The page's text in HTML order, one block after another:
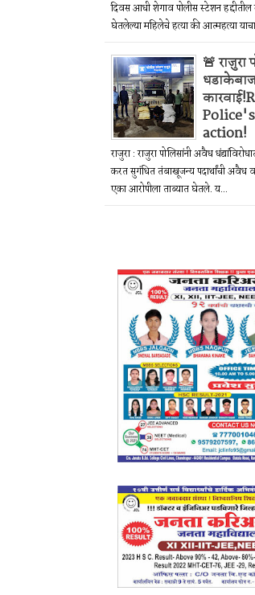
दिवस आधी शेगाव पोलीस स्टेशन
घेतलेल्या महिलेचे हत्या की आत्महत्या
🚨 राजुरा
action!
राजुरा : राजुरा पोलिसांनी अवैध
करत सुगंधित तंबाखूजन्य पदार्थांची अवैध
एका आरोपीला ताब्यात घेतले. य...